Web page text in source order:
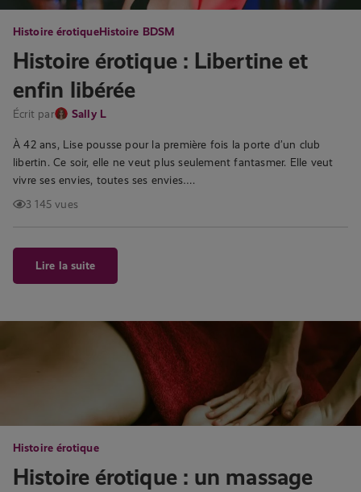
Histoire érotiqueHistoire BDSM
Histoire érotique : Libertine et
enfin libérée
Écrit par Sally L
À 42 ans, Lise pousse pour la première fois la porte d’un club
libertin. Ce soir, elle ne veut plus seulement fantasmer. Elle veut
vivre ses envies, toutes ses envies….
3 145 vues
Lire la suite
Histoire érotique
Histoire érotique : un massage